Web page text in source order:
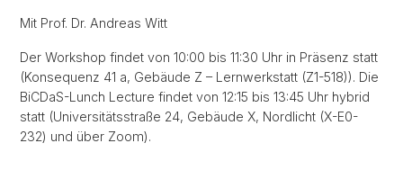
Mit Prof. Dr. Andreas Witt
Der Workshop findet von 10:00 bis 11:30 Uhr in Präsenz statt
(Konsequenz 41 a, Gebäude Z – Lernwerkstatt (Z1-518)). Die
BiCDaS-Lunch Lecture findet von 12:15 bis 13:45 Uhr hybrid
statt (Universitätsstraße 24, Gebäude X, Nordlicht (X-E0-
232) und über Zoom).